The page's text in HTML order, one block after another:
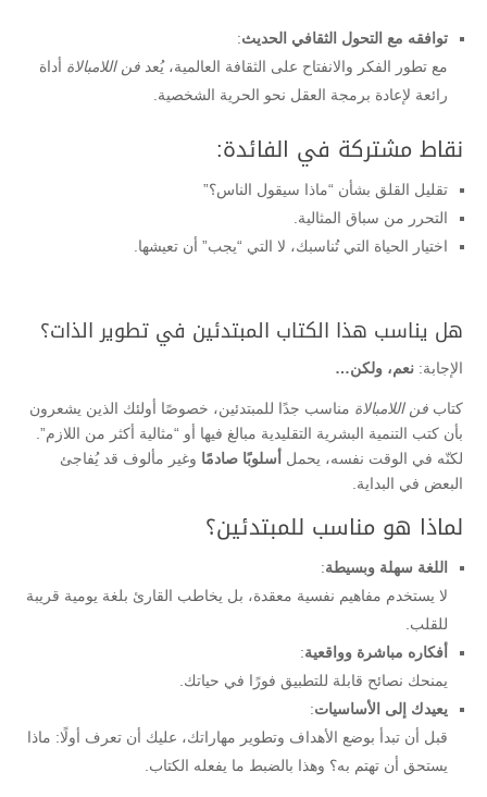
توافقه مع التحول الثقافي الحديث:
مع تطور الفكر والانفتاح على الثقافة العالمية، يُعد فن اللامبالاة أداة
رائعة لإعادة برمجة العقل نحو الحرية الشخصية.
نقاط مشتركة في الفائدة:
تقليل القلق بشأن “ماذا سيقول الناس؟”
التحرر من سباق المثالية.
اختيار الحياة التي تُناسبك، لا التي “يجب” أن تعيشها.
هل يناسب هذا الكتاب المبتدئين في تطوير الذات؟
الإجابة: نعم، ولكن…
كتاب فن اللامبالاة مناسب جدًا للمبتدئين، خصوصًا أولئك الذين يشعرون
بأن كتب التنمية البشرية التقليدية مبالغ فيها أو “مثالية أكثر من اللازم”.
لكنّه في الوقت نفسه، يحمل
أسلوبًا صادمًا وغير مألوف قد يُفاجئ
البعض في البداية.
لماذا هو مناسب للمبتدئين؟
اللغة سهلة وبسيطة:
لا يستخدم مفاهيم نفسية معقدة، بل يخاطب القارئ بلغة يومية قريبة
للقلب.
أفكاره مباشرة وواقعية:
يمنحك نصائح قابلة للتطبيق فورًا في حياتك.
يعيدك إلى الأساسيات:
قبل أن تبدأ بوضع الأهداف وتطوير مهاراتك، عليك أن تعرف أولًا: ماذا
يستحق أن تهتم به؟ وهذا بالضبط ما يفعله الكتاب.